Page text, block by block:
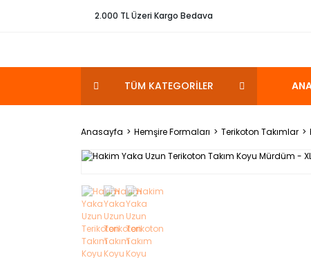
2.000 TL Üzeri Kargo Bedava
TÜM KATEGORİLER
Anasayfa Hemşire Formaları Terikoton Takımlar